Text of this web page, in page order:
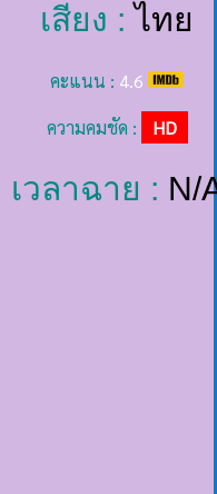
เสียง :ไทย
คะแนน : 4.6
ความคมชัด :
HD
เวลาฉาย : N/